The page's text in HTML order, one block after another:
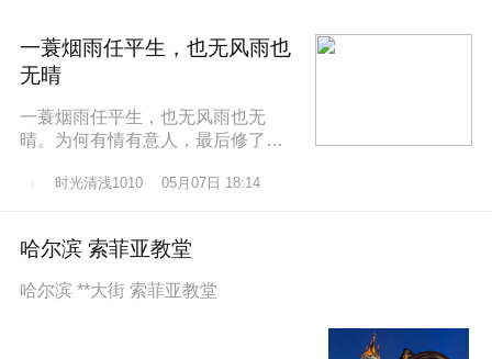
一蓑烟雨任平生，也无风雨也
无晴
一蓑烟雨任平生，也无风雨也无
晴。为何有情有意人，最后修了无
却有情。莫道桑榆晚，为霞尚满
时光清浅1010 05月07日 18:14
哈尔滨 索菲亚教堂
哈尔滨 **大街 索菲亚教堂